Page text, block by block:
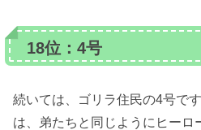
18位：4号
続いては、ゴリラ住民の4号で
は、弟たちと同じようにヒーロ